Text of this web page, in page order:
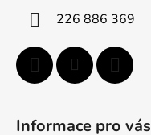
226 886 369
Informace pro vás